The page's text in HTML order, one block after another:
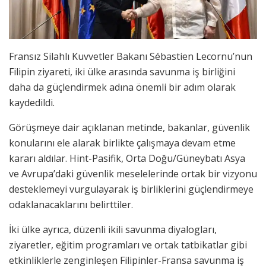
Fransız Silahlı Kuvvetler Bakanı Sébastien Lecornu’nun
Filipin ziyareti, iki ülke arasında savunma iş birliğini
daha da güçlendirmek adına önemli bir adım olarak
kaydedildi.
Görüşmeye dair açıklanan metinde, bakanlar, güvenlik
konularını ele alarak birlikte çalışmaya devam etme
kararı aldılar. Hint-Pasifik, Orta Doğu/Güneybatı Asya
ve Avrupa’daki güvenlik meselelerinde ortak bir vizyonu
desteklemeyi vurgulayarak iş birliklerini güçlendirmeye
odaklanacaklarını belirttiler.
İki ülke ayrıca, düzenli ikili savunma diyalogları,
ziyaretler, eğitim programları ve ortak tatbikatlar gibi
etkinliklerle zenginleşen Filipinler-Fransa savunma iş